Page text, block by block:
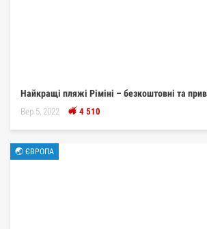
Найкращі пляжі Ріміні – безкоштовні та
Вер 5, 2022 4 510
🌏 ЄВРОПА